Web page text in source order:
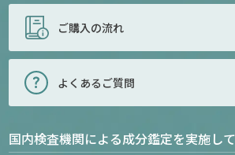
ご購入の流れ
よくあるご質問
国内検査機関による成分鑑定を実施し